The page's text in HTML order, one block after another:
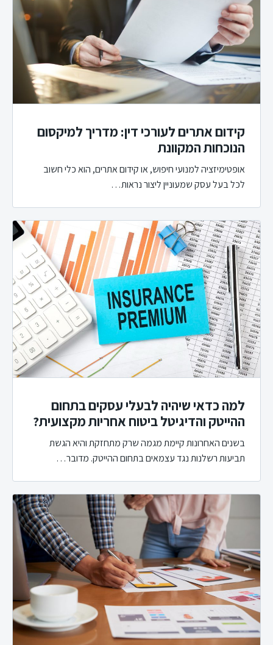
קידום אתרים לעורכי דין: מדריך למיקסום
הנוכחות המקוונת
אופטימיזציה למנועי חיפוש, או קידום אתרים, הוא כלי חשוב
לכל בעל עסק שמעוניין ליצור נראות…
למה כדאי שיהיה לבעלי עסקים בתחום
ההייטק והדיגיטל ביטוח אחריות מקצועית?
בשנים האחרונות קיימת מגמה שרק מתחזקת והיא הגשת
תביעות רשלנות נגד עצמאים בתחום ההייטק. מדובר…